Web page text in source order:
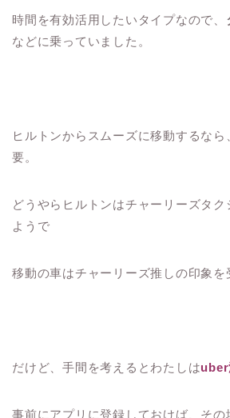
時間を有効活用したいタイプなので、
などに乗っていました。
ヒルトンからスムーズに移動するな
要。
どうやらヒルトンはチャーリーズタク
ようで
移動の車はチャーリーズ推しの印象を
だけど、手間を考えるとわたしはuber
事前にアプリに登録しておけば、その